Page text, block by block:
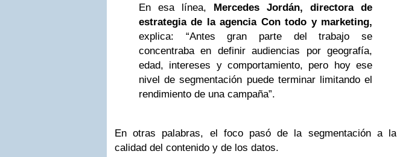
En esa línea, Mercedes Jordán, directora de
estrategia de la agencia Con todo y marketing,
explica: “Antes gran parte del trabajo se
concentraba en definir audiencias por geografía,
edad, intereses y comportamiento, pero hoy ese
nivel de segmentación puede terminar limitando el
rendimiento de una campaña”.
En otras palabras, el foco pasó de la segmentación a la
calidad del contenido y de los datos.